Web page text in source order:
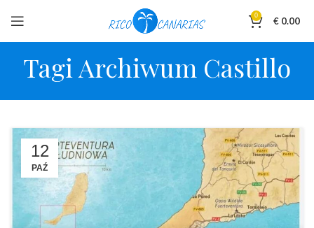
0 € 0.00
Tagi Archiwum Castillo
12
PAŹ